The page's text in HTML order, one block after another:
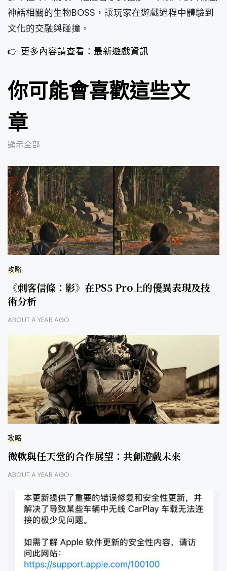
神話相關的生物BOSS，讓玩家在遊戲過程中體驗到
文化的交融與碰撞。
👉 更多內容請查看：最新遊戲資訊
你可能會喜歡這些文
章
顯示全部
攻略
《刺客信條：影》在PS5 Pro上的優異表現及技
術分析
ABOUT A YEAR AGO
攻略
微軟與任天堂的合作展望：共創遊戲未來
ABOUT A YEAR AGO